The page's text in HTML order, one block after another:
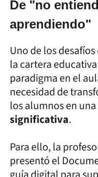
De "no
aprendiendo"
Uno de los
la cartera
paradigma en el
necesidad de
los alumnos en una
significativa.
Para ello, la
presentó el